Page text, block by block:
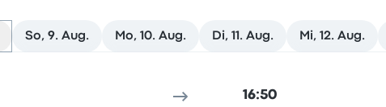
So, 9. Aug. Mo, 10. Aug. Di, 11. Aug. Mi, 12. Aug.
16:50